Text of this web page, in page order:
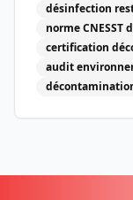
désinfection
norme CNESST
certification
audit